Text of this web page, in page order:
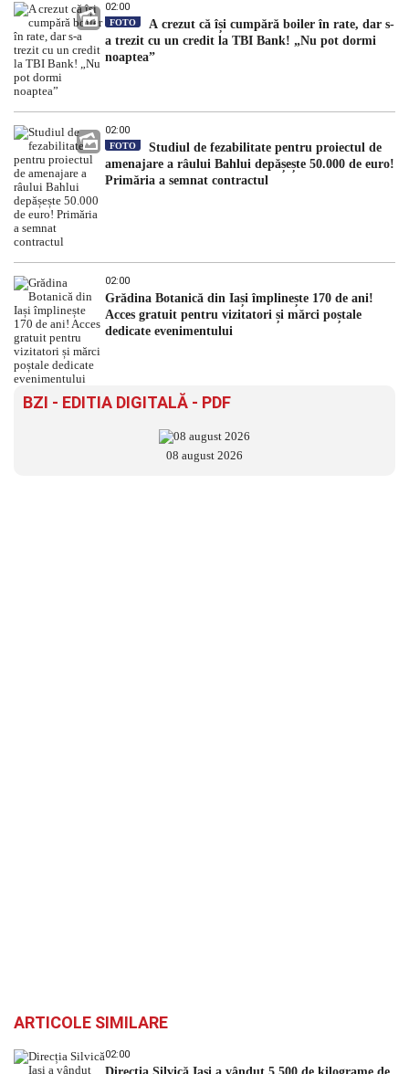
02:00
FOTO
A crezut că își cumpără boiler în rate, dar s-
a trezit cu un credit la TBI Bank! „Nu pot dormi
noaptea”
02:00
FOTO
Studiul de fezabilitate pentru proiectul de
amenajare a râului Bahlui depășește 50.000 de euro!
Primăria a semnat contractul
02:00
Grădina Botanică din Iași împlinește 170 de ani!
Acces gratuit pentru vizitatori și mărci poștale
dedicate evenimentului
BZI - EDITIA DIGITALĂ - PDF
08 august 2026
ARTICOLE SIMILARE
02:00